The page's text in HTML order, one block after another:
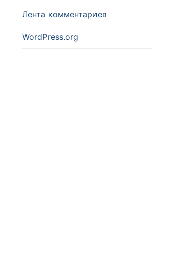
Лента комментариев
WordPress.org